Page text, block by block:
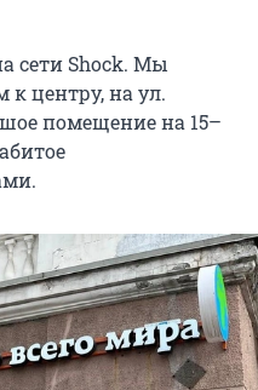
сети Shock. Мы
центру, на ул.
помещение на 15–